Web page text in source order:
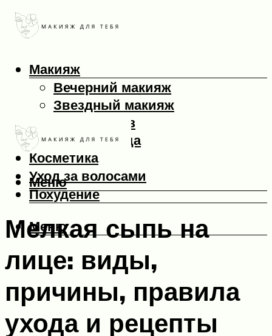
Макияж
Вечерний макияж
Звездный макияж
Макияж глаз
Макияж лица
Косметика
Уход за волосами
Похудение
Меню
Меню
Мелкая сыпь на
лице: виды,
причины, правила
ухода и рецепты